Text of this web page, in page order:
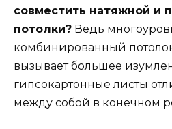
совместить натяжной и
потолки? Ведь
комбинированный
вызывает большее
гипсокартонные листы
между собой в конечном